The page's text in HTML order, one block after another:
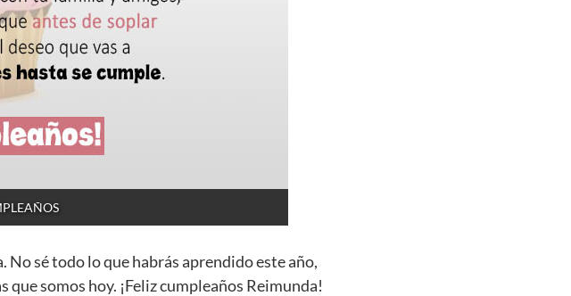
sé todo lo que habrás aprendido este año,
somos hoy. ¡Feliz cumpleaños Reimunda!